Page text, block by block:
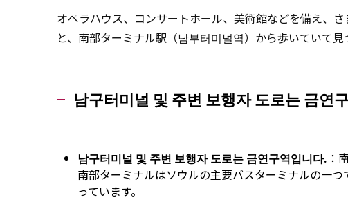
オペラハウス、コンサートホール、美術館などを備え、
と、南部ターミナル駅（남부터미널역）から歩いていて見
남구터미널 및 주변 보행자 도로는 금연
남구터미널 및 주변 보행자 도로는 금연구역입니다. ：
南部ターミナルはソウルの主要バスターミナルの一
っています。